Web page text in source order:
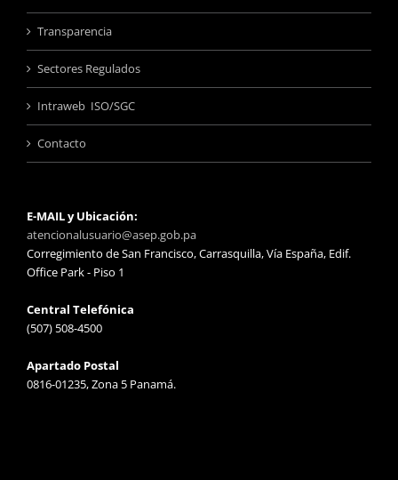
Transparencia
Sectores Regulados
Intraweb ISO/SGC
Contacto
E-MAIL y Ubicación:
atencionalusuario@asep.gob.pa
Corregimiento de San Francisco, Carrasquilla, Vía España, Edif.
Office Park - Piso 1
Central Telefónica
(507) 508-4500
Apartado Postal
0816-01235, Zona 5 Panamá.